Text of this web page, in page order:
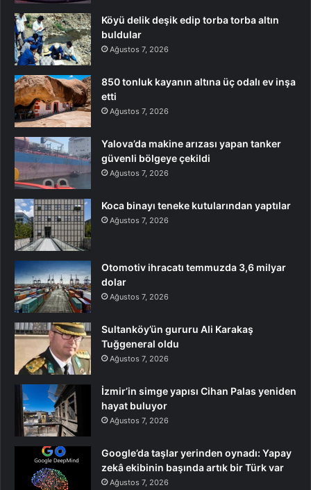
Köyü delik deşik edip torba torba altın
buldular
Ağustos 7, 2026
850 tonluk kayanın altına üç odalı ev inşa
etti
Ağustos 7, 2026
Yalova’da makine arızası yapan tanker
güvenli bölgeye çekildi
Ağustos 7, 2026
Koca binayı teneke kutularından yaptılar
Ağustos 7, 2026
Otomotiv ihracatı temmuzda 3,6 milyar
dolar
Ağustos 7, 2026
Sultanköy’ün gururu Ali Karakaş
Tuğgeneral oldu
Ağustos 7, 2026
İzmir’in simge yapısı Cihan Palas yeniden
hayat buluyor
Ağustos 7, 2026
Google’da taşlar yerinden oynadı: Yapay
zekâ ekibinin başında artık bir Türk var
Ağustos 7, 2026